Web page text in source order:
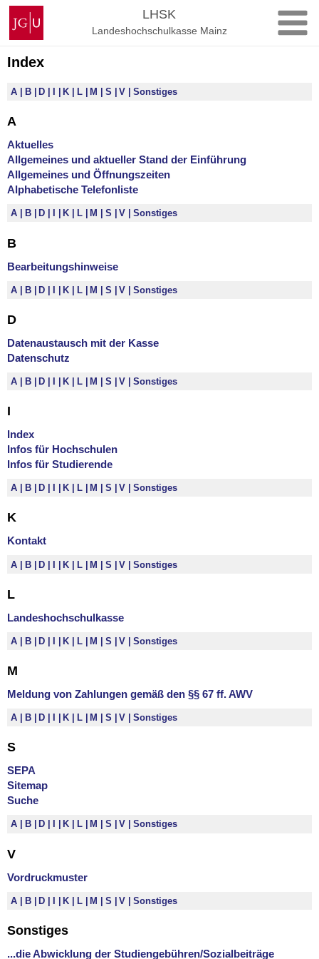
Zum
Inhalt
springen
Johannes
Gutenberg-
Universität
Mainz
LHSK
Landeshochschulkasse Mainz
Index
A B D K L M S V Sonstiges
A
Aktuelles
Allgemeines und aktueller Stand der Einführung
Allgemeines und Öffnungszeiten
Alphabetische Telefonliste
A B D K L M S V Sonstiges
B
Bearbeitungshinweise
A B D I K L M S V Sonstiges
D
Datenaustausch mit der Kasse
Datenschutz
A B D K L M S V Sonstiges
I
Index
Infos für Hochschulen
Infos für Studierende
A B D K L M S V Sonstiges
K
Kontakt
A B D I K L M S V Sonstiges
L
Landeshochschulkasse
A B D K L M S V Sonstiges
M
Meldung von Zahlungen gemäß den §§ 67 ff. AWV
A B D K L M S V Sonstiges
S
SEPA
Sitemap
Suche
A B D K L M S V Sonstiges
V
Vordruckmuster
A B D I K L M S V Sonstiges
Sonstiges
...die Abwicklung der Studiengebühren/Sozialbeiträge